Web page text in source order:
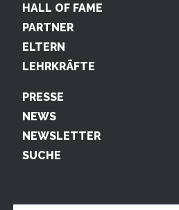
HALL OF FAME
PARTNER
ELTERN
LEHRKRÄFTE
PRESSE
NEWS
NEWSLETTER
SUCHE